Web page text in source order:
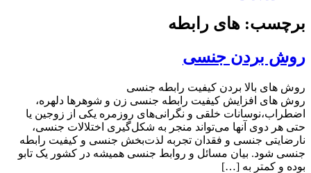
برچسب: های رابطه
روش بردن جنسی
روش های بالا بردن کیفیت رابطه جنسی
روش های افزایش کیفیت رابطه جنسی زن و شوهرها دلهره،
اضطراب،نوسانات خلقی و نگرانی‌های روزمره یکی از زوجین یا
حتی هر دوی آنها می‌تواند منجر به شکل‌گیری اختلالات جنسی،
نارضایتی جنسی و فقدان تجربه لذت‌بخش جنسی و کیفیت رابطه
جنسی شود. بیان مسائل و روابط جنسی همیشه در کشور یک تابو
بوده و کمتر به […]